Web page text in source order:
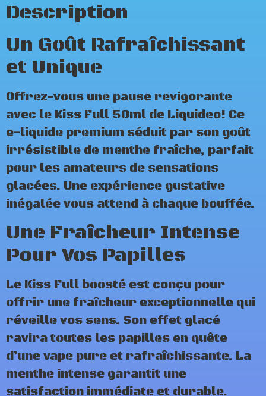
Description
Un Goût Rafraîchissant
et Unique
Offrez-vous une pause revigorante
avec le Kiss Full 50ml de Liquideo! Ce
e-liquide premium séduit par son goût
irrésistible de menthe fraîche, parfait
pour les amateurs de sensations
glacées. Une expérience gustative
inégalée vous attend à chaque bouffée.
Une Fraîcheur Intense
Pour Vos Papilles
Le Kiss Full boosté est conçu pour
offrir une fraîcheur exceptionnelle qui
réveille vos sens. Son effet glacé
ravira toutes les papilles en quête
d’une vape pure et rafraîchissante. La
menthe intense garantit une
satisfaction immédiate et durable.